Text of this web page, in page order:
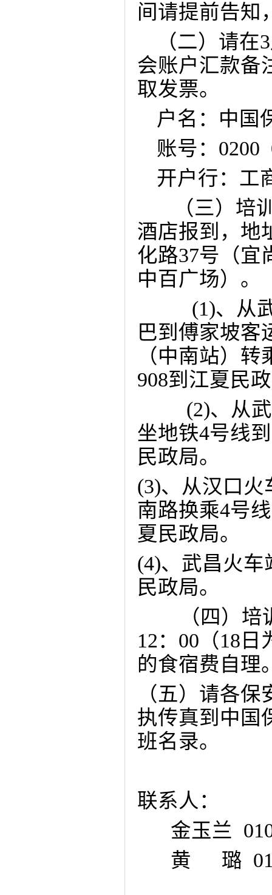
间请提前告知
（二）请在3
会账户汇款备
取发票。
户名：中国
账号： 0200
开户行：工
（三）培
酒店报到，地
化路37号（宜
中百广场）。
(1)、从
巴到傅家坡客
（中南站）转
908到江夏民
(2)、从
坐地铁4号线
民政局。
(3)、从汉口火
南路换乘4号
夏民政局。
(4)、武昌火车
民政局。
（四）
12： 00 （18 日
的食宿费自理
（五）请各
执传真到中国
班名录。
联系人：
金玉兰
黄
璐